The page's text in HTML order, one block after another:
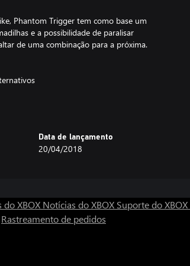
Phantom Trigger tem como base um
e a possibilidade de paralisar
de uma combinação para a próxima.
roguelike"Data de lançamento
20/04/2018
do XBOX Notícias do XBOX Suporte do XBOX
Rastreamento de pedidos